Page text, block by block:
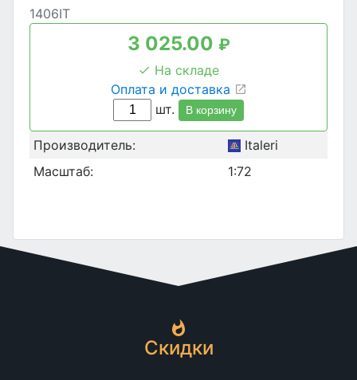
1406IT
3 025.00 ₽
На складе
Оплата и доставка
шт.
В корзину
Производитель:
Italeri
Масштаб:
1:72
Скидки